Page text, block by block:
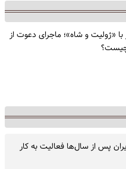
«ژولیت و شاه»؛ ماجرای دعوت از
چیست؟
پس از سال‌ها فعالیت به کار